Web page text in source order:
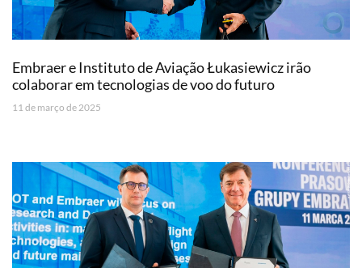
Embraer e Instituto de Aviação Łukasiewicz irão
colaborar em tecnologias de voo do futuro
11 de março de 2025